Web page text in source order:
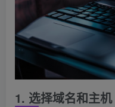
1. 选择域名和主机